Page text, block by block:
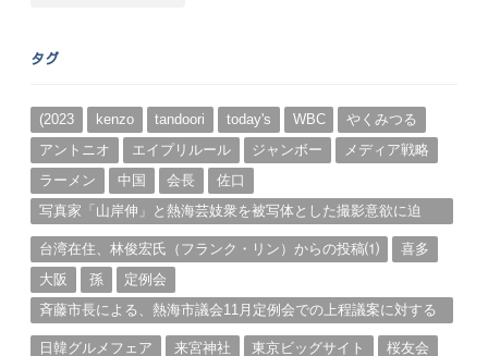
カ
ブ
タグ
(2023 kenzo tandoori today's WBC
やくみつる
アントニオ
エイプリルール ジャンボー
メディア戦略
ラーメン
中国 会長
佐口
写真家「山岸伸」と熱海芸妓衆を被写体とした撮影意欲に迫
台湾在住、林俊宏氏（フランク・リン）からの投稿⑴
喜多
大阪
孫
定例会
斉藤市長による、熱海市議会11月定例会での上程議案に対する
日韓グルメフェア
来宮神社 東京ビッグサイト 桜友会